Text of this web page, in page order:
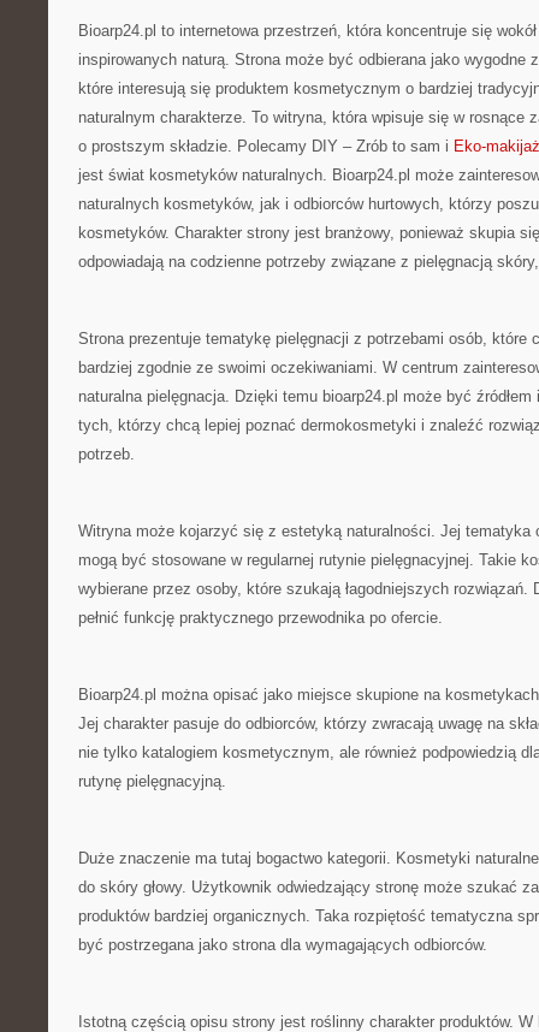
Bioarp24.pl to internetowa przestrzeń, która koncentruje się
inspirowanych naturą. Strona może być odbierana jako wygodne
które interesują się produktem kosmetycznym o bardziej
naturalnym charakterze. To witryna, która wpisuje się w rosnące
o prostszym składzie. Polecamy DIY – Zrób to sam i Eko-makijaż
jest świat kosmetyków naturalnych. Bioarp24.pl może
naturalnych kosmetyków, jak i odbiorców hurtowych, którzy
kosmetyków. Charakter strony jest branżowy, ponieważ skupia
odpowiadają na codzienne potrzeby związane z pielęgnacją skóry,
Strona prezentuje tematykę pielęgnacji z potrzebami osób, które
bardziej zgodnie ze swoimi oczekiwaniami. W centrum
naturalna pielęgnacja. Dzięki temu bioarp24.pl może być
tych, którzy chcą lepiej poznać dermokosmetyki i znaleźć
potrzeb.
Witryna może kojarzyć się z estetyką naturalności. Jej tematyka
mogą być stosowane w regularnej rutynie pielęgnacyjnej. Takie
wybierane przez osoby, które szukają łagodniejszych rozwiązań.
pełnić funkcję praktycznego przewodnika po ofercie.
Bioarp24.pl można opisać jako miejsce skupione na
Jej charakter pasuje do odbiorców, którzy zwracają uwagę na
nie tylko katalogiem kosmetycznym, ale również podpowiedzią
rutynę pielęgnacyjną.
Duże znaczenie ma tutaj bogactwo kategorii. Kosmetyki
do skóry głowy. Użytkownik odwiedzający stronę może szukać
produktów bardziej organicznych. Taka rozpiętość tematyczna
być postrzegana jako strona dla wymagających odbiorców.
Istotną częścią opisu strony jest roślinny charakter produktów.